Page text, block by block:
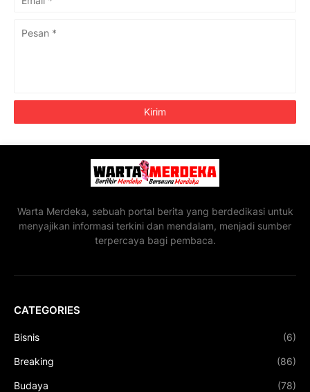
Warta Merdeka, sebuah portal berita yang berdedikasi untuk
menyajikan informasi terkini dan mendalam, menjadi sumber
terpercaya bagi pembaca.
CATEGORIES
Bisnis (6)
Breaking (86)
Budaya (78)